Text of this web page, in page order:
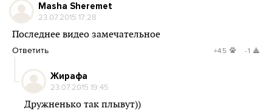
Masha Sheremet
23.07.2015 17:28
Последнее видео замечательное
Ответить +45 -1
Жирафа
23.07.2015 19:45
Дружненько так плывут))